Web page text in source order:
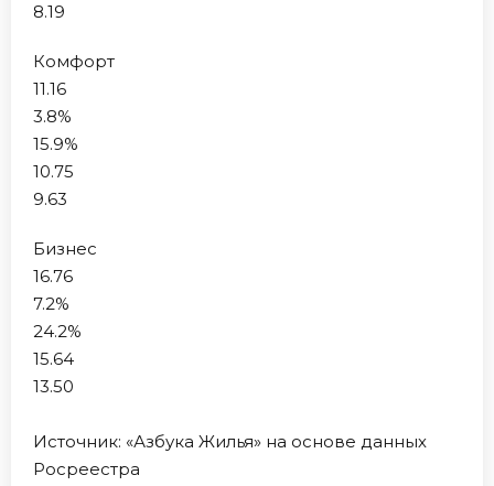
8.19
Комфорт
11.16
3.8%
15.9%
10.75
9.63
Бизнес
16.76
7.2%
24.2%
15.64
13.50
Источник: «Азбука Жилья» на основе данных
Росреестра